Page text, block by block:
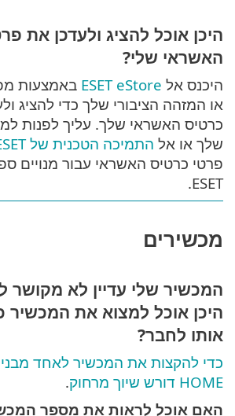
היכן אוכל להציג ולעדכן את
האשראי שלי?
היכנס אל ESET eStore באמצעות
או המזהה הציבורי שלך כדי להציג
כרטיס האשראי שלך. עליך לפנות
שלך או אל התמיכה הטכנית של ESET
פרטי כרטיס האשראי עבור מנויים
ESET.
מכשירים
המכשיר שלי עדיין לא מקושר
היכן אוכל למצוא את המכשיר
אותו לחבר?
HOME דורש שיוך מרחוק
.
האם אוכל לראות את מספר